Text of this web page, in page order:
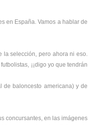
en España. Vamos a hablar de
la selección, pero ahora ni eso.
¡¡digo yo que tendrán
de baloncesto americana) y de
concursantes, en las imágenes